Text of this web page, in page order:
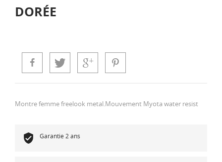
DORÉE
Montre femme freelook metal.Mouvement Myota water resist
Garantie 2 ans